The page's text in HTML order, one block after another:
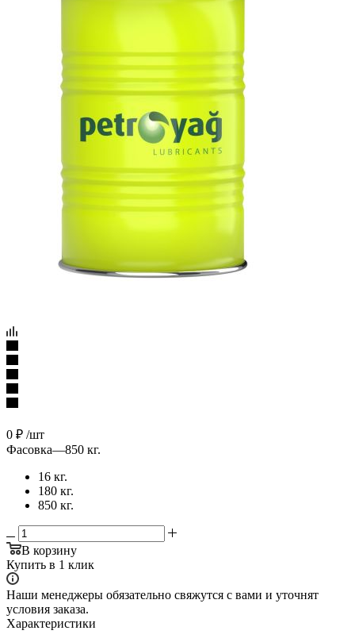
0 ₽ /шт
Фасовка—850 кг.
16 кг.
180 кг.
850 кг.
В корзину
Купить в 1 клик
Наши менеджеры обязательно свяжутся с вами и уточнят
условия заказа.
Характеристики